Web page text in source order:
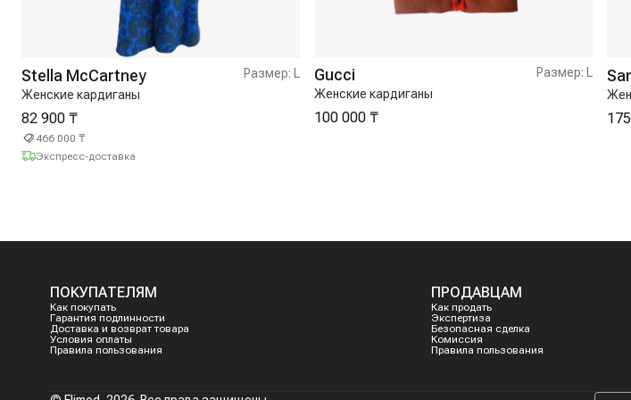
Stella McCartney
Женские кардиганы
Размер: L
82 900 ₸
466 000 ₸
Экспресс-доставка
Gucci
Женские кардиганы
Размер:
100 000 ₸
ПОКУПАТЕЛЯМ
Как покупать
Гарантия подлинности
Доставка и возврат товара
Условия оплаты
Правила пользования
ПРОДАВЦАМ
Как продать
Экспертиза
Безопасная сделка
Комиссия
Правила пользования